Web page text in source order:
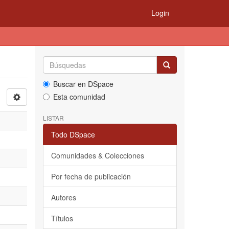
Login
Buscar en DSpace
Esta comunidad
LISTAR
Todo DSpace
Comunidades & Colecciones
Por fecha de publicación
Autores
Títulos